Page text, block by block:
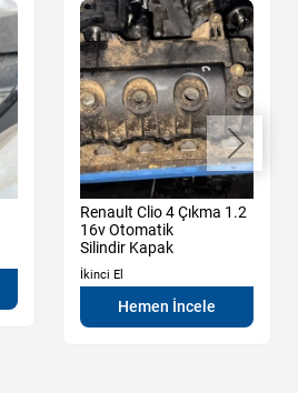
Renault Clio 4 Çıkma 1.2
16v Otomatik
Silindir Kapak
İkinci El
Hemen İncele